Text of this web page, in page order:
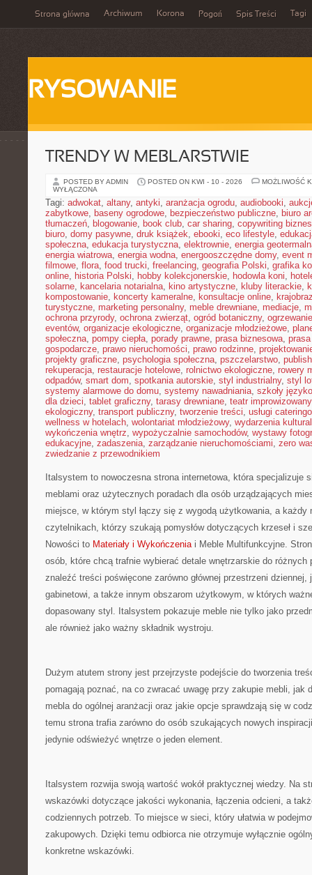
Strona główna Archiwum Korona Pogoń Spis Treści Tagi
RYSOWANIE
TRENDY W MEBLARSTWIE
POSTED BY ADMIN POSTED ON KWI - 10 - 2026
MOŻLIWOŚĆ
WYŁĄCZONA
Tagi: adwokat, altany, antyki, aranżacja ogrodu, audiobooki,
zabytkowe, baseny ogrodowe, bezpieczeństwo publiczne, biuro
tłumaczeń, blogowanie, book club, car sharing, copywriting
biuro, domy pasywne, druk książek, ebooki, eco lifestyle,
społeczna, edukacja turystyczna, elektrownie, energia
energia wiatrowa, energia wodna, energooszczędne domy, event
filmowe, flora, food trucki, freelancing, geografia Polski, grafika
online, historia Polski, hobby kolekcjonerskie, hodowla koni,
solarne, kancelaria notarialna, kino artystyczne, kluby literackie,
kompostowanie, koncerty kameralne, konsultacje online,
turystyczne, marketing personalny, meble drewniane, mediacje,
ochrona przyrody, ochrona zwierząt, ogród botaniczny,
eventów, organizacje ekologiczne, organizacje młodzieżowe,
społeczna, pompy ciepła, porady prawne, prasa biznesowa,
gospodarcze, prawo nieruchomości, prawo rodzinne,
projekty graficzne, psychologia społeczna, pszczelarstwo,
rekuperacja, restauracje hotelowe, rolnictwo ekologiczne, rowery
odpadów, smart dom, spotkania autorskie, styl industrialny, styl
systemy alarmowe do domu, systemy nawadniania, szkoły
dla dzieci, tablet graficzny, tarasy drewniane, teatr improwizowany
ekologiczny, transport publiczny, tworzenie treści, usługi
wellness w hotelach, wolontariat młodzieżowy, wydarzenia
wykończenia wnętrz, wypożyczalnie samochodów, wystawy
edukacyjne, zadaszenia, zarządzanie nieruchomościami, zero
zwiedzanie z przewodnikiem
Italsystem to nowoczesna strona internetowa, która specjalizuje
meblami oraz użytecznych poradach dla osób urządzających
miejsce, w którym styl łączy się z wygodą użytkowania, a każdy
czytelnikach, którzy szukają pomysłów dotyczących krzeseł i
Nowości to Materiały i Wykończeniai Meble Multifunkcyjne.
osób, które chcą trafnie wybierać detale wnętrzarskie do różnych
znaleźć treści poświęcone zarówno głównej przestrzeni
gabinetowi, a także innym obszarom użytkowym, w których
dopasowany styl. Italsystem pokazuje meble nie tylko jako
ale również jako ważny składnik wystroju.
Dużym atutem strony jest przejrzyste podejście do tworzenia
pomagają poznać, na co zwracać uwagę przy zakupie mebli, jak
mebla do ogólnej aranżacji oraz jakie opcje sprawdzają się w
temu strona trafia zarówno do osób szukających nowych
jedynie odświeżyć wnętrze o jeden element.
Italsystem rozwija swoją wartość wokół praktycznej wiedzy. Na
wskazówki dotyczące jakości wykonania, łączenia odcieni, a
codziennych potrzeb. To miejsce w sieci, który ułatwia w
zakupowych. Dzięki temu odbiorca nie otrzymuje wyłącznie
konkretne wskazówki.